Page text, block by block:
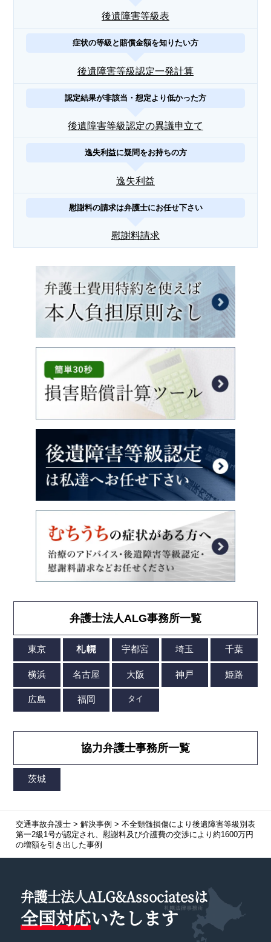
後遺障害等級表
症状の等級と賠償金額を知りたい方
後遺障害等級認定一発計算
認定結果が非該当・想定より低かった方
後遺障害等級認定の異議申立て
逸失利益に疑問をお持ちの方
逸失利益
慰謝料の請求は弁護士にお任せ下さい
慰謝料請求
弁護士法人ALG事務所一覧
協力弁護士事務所一覧
交通事故弁護士> 解決事例 > 不全頸髄損傷により後遺障害等級別表
第一2級1号が認定され、慰謝料及び介護費の交渉により約1600万円
の増額を引き出した事例
弁護士法人ALG&Associatesは
全国対応いたします